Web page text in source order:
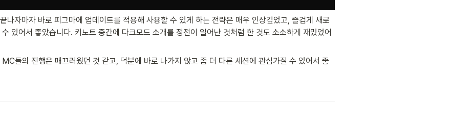
나자마자 바로 피그마에 업데이트를 적용해 사용할 수 있게 하는 전략은 매우 인상깊었고, 즐겁게 새로
있어서 좋았습니다. 키노트 중간에 다크모드 소개를 정전이 일어난 것처럼 한 것도 소소하게 재밌었어
들의 진행은 매끄러웠던 것 같고, 덕분에 바로 나가지 않고 좀 더 다른 세션에 관심가질 수 있어서 좋